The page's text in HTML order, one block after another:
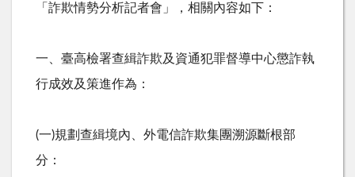
「詐欺情勢分析記者會」，相關內容如下：
一、臺高檢署查緝詐欺及資通犯罪督導中心懲詐執
行成效及策進作為：
(一)規劃查緝境內、外電信詐欺集團溯源斷根部
分：